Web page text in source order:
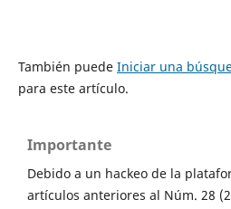
También puede Iniciar una
para este artículo.
Importante
Debido a un hackeo de la
artículos anteriores al Núm. 28